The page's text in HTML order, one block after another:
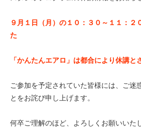
９月１日（月）の１０：３０～１１：２
た
「かんたんエアロ」は都合により休講と
ご参加を予定されていた皆様には、ご迷
とをお詫び申し上げます。
何卒ご理解のほど、よろしくお願いいた